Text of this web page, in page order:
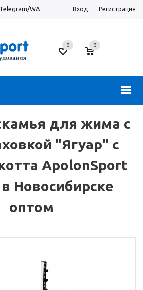
WA Вход Регистрация
спортивного
оборудования
0
0
для жима с
"Ягуар" с
ApolonSport
Новосибирске
оптом